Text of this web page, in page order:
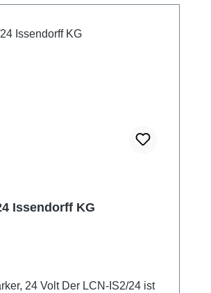
Issendorff KG
24 Volt Der LCN-IS2/24 ist